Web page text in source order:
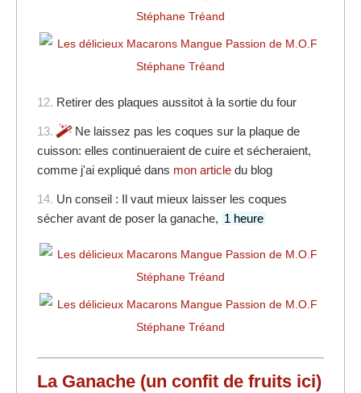
12. Retirer des plaques aussitot à la sortie du four
13.
Ne laissez pas les coques sur la plaque de
cuisson: elles continueraient de cuire et sécheraient,
comme j'ai expliqué dans mon article du blog
14. Un conseil : Il vaut mieux laisser les coques
sécher avant de poser la ganache, 1 heure
La Ganache (un confit de fruits ici)